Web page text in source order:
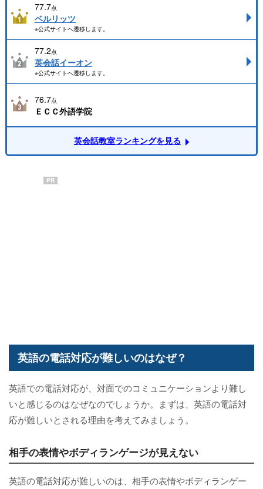
77.7点
ベルリッツ
※公式サイトへ遷移します。
77.2点
英会話イーオン
※公式サイトへ遷移します。
76.7点
ＥＣＣ外語学院
英会話教室ランキングを見る
PR
英語の電話対応が難しいのはなぜ？
英語での電話対応が、対面でのコミュニケーションより難し
いと感じるのはなぜなのでしょうか。まずは、英語の電話対
応が難しいとされる理由を考えてみましょう。
相手の表情やボディランゲージが見えない
英語の電話対応が難しいのは、相手の表情やボディランゲー